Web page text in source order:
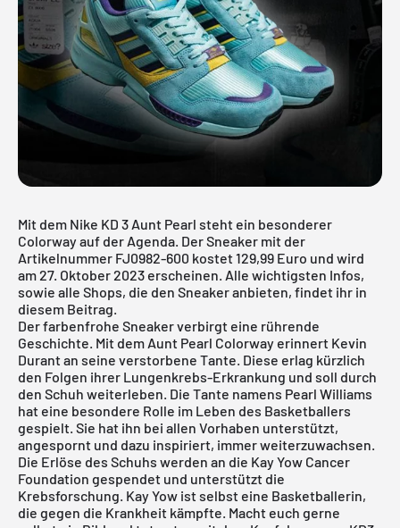
Mit dem Nike KD 3 Aunt Pearl steht ein besonderer
Colorway auf der Agenda. Der Sneaker mit der
Artikelnummer FJ0982-600 kostet 129,99 Euro und wird
am 27. Oktober 2023 erscheinen. Alle wichtigsten Infos,
sowie alle Shops, die den Sneaker anbieten, findet ihr in
diesem Beitrag.
Der farbenfrohe Sneaker verbirgt eine rührende
Geschichte. Mit dem Aunt Pearl Colorway erinnert Kevin
Durant an seine verstorbene Tante. Diese erlag kürzlich
den Folgen ihrer Lungenkrebs-Erkrankung und soll durch
den Schuh weiterleben. Die Tante namens Pearl Williams
hat eine besondere Rolle im Leben des Basketballers
gespielt. Sie hat ihn bei allen Vorhaben unterstützt,
angespornt und dazu inspiriert, immer weiterzuwachsen.
Die Erlöse des Schuhs werden an die Kay Yow Cancer
Foundation gespendet und unterstützt die
Krebsforschung. Kay Yow ist selbst eine Basketballerin,
die gegen die Krankheit kämpfte. Macht euch gerne